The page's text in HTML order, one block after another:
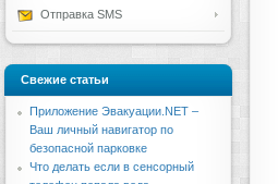
Отправка SMS
Свежие статьи
Приложение Эвакуации.NET –
Ваш личный навигатор по
безопасной парковке
Что делать если в сенсорный